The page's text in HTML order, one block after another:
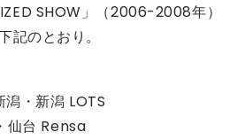
SHOW」（2006-2008年）
記のとおり。
・新潟 LOTS
仙台 Rensa